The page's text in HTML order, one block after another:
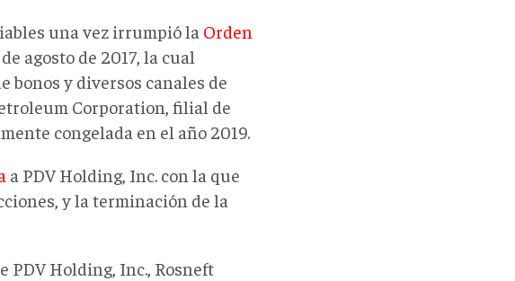
una vez irrumpió la Orden
agosto de 2017, la cual
bonos y diversos canales de
Corporation, filial de
congelada en el año 2019.
a PDV Holding, Inc. con la que
y la terminación de la
PDV Holding, Inc., Rosneft